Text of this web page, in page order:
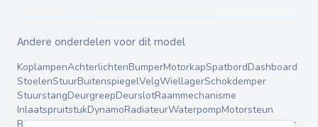
Andere onderdelen voor dit model
KoplampenAchterlichtenBumperMotorkapSpatbordDashboard
StoelenStuurBuitenspiegelVelgWiellagerSchokdemper
StuurstangDeurgreepDeurslotRaammechanisme
InlaatspruitstukDynamoRadiateurWaterpompMotorsteun
RemschijvenRemblokkenRemklauwEinddemperMiddendemper